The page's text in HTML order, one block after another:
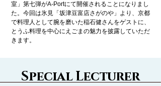
室」第七弾がA-Portにて開催されることになりまし
た。今回は氷見「坂津豆富店さがのや」より、京都
で料理人として腕を磨いた稲石健さんをゲストに、
とうふ料理を中心にえごまの魅力を披露していただ
きます。
Special Lecturer